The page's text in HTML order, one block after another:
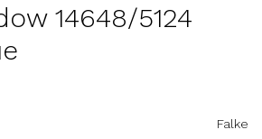
14648/5124
Falke